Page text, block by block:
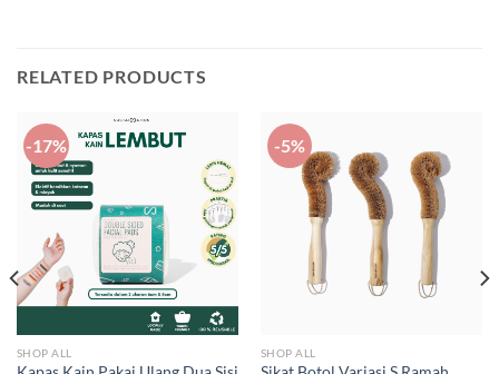
RELATED PRODUCTS
-17%
SHOP ALL
-5%
SHOP ALL